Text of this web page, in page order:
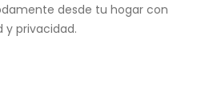
desde tu hogar con
y privacidad.